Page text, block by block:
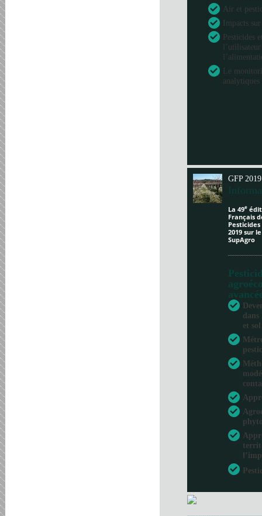
Air et
Impacts
Pesticides
Le
GFP 2019
La 49e
Français
2019 sur
SupAgro
dans
et sol